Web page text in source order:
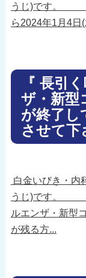
うじ)です。
ら2024年1月4日
『 長引
ザ・新型
が終了し
させて下
白金いびき・内
うじ)です。
ルエンザ・新型
が残る方...